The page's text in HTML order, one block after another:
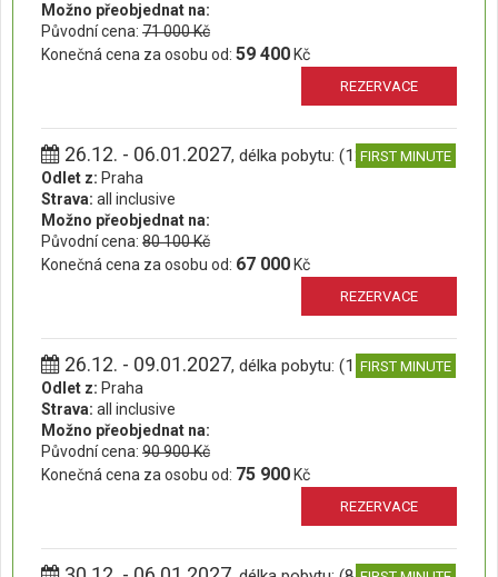
Možno přeobjednat na:
Původní cena: 71 000 Kč
Konečná cena za osobu od: 59 400 Kč
REZERVACE
26.12. - 06.01.2027, délka pobytu: (12 dní)FIRST MINUTE
Odlet z: Praha
Strava: all inclusive
Možno přeobjednat na:
Původní cena: 80 100 Kč
Konečná cena za osobu od: 67 000 Kč
REZERVACE
26.12. - 09.01.2027, délka pobytu: (15 dní)FIRST MINUTE
Odlet z: Praha
Strava: all inclusive
Možno přeobjednat na:
Původní cena: 90 900 Kč
Konečná cena za osobu od: 75 900 Kč
REZERVACE